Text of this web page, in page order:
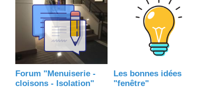
Forum "Menuiserie -
cloisons - Isolation"
Les bonnes idées
"fenêtre"